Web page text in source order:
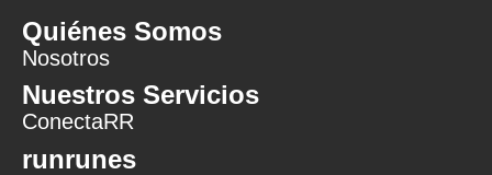
Quiénes Somos
Nosotros
Nuestros Servicios
ConectaRR
runrunes